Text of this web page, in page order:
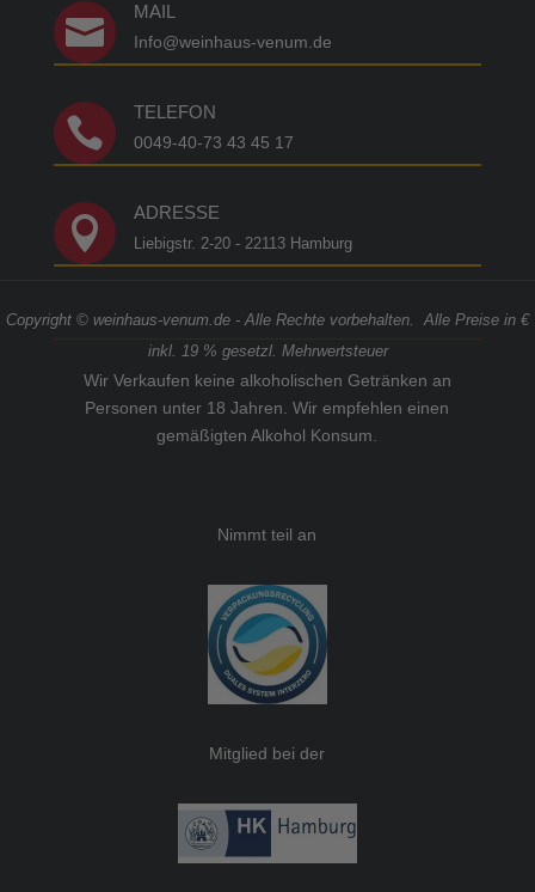

MAIL
Info@weinhaus-venum.de

TELEFON
0049-40-73 43 45 17

ADRESSE
Liebigstr. 2-20 - 22113 Hamburg
Copyright © weinhaus-venum.de - Alle Rechte vorbehalten. Alle Preise in €
inkl. 19 % gesetzl. Mehrwertsteuer
Wir Verkaufen keine alkoholischen Getränken an
Personen unter 18 Jahren. Wir empfehlen einen
gemäßigten Alkohol Konsum.
Nimmt teil an
Mitglied bei der